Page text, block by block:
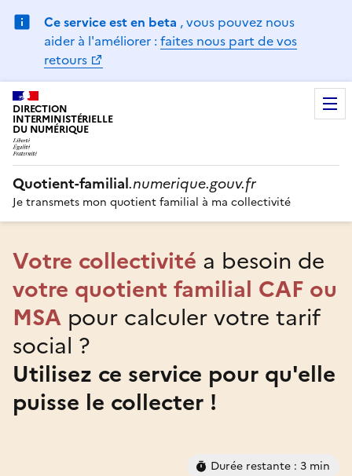
Ce service est en beta , vous pouvez nous
aider à l'améliorer : faites nous part de vos
retours
DIRECTION
INTERMINISTÉRIELLE
DU NUMÉRIQUE
Quotient-familial.numerique.gouv.fr
Je transmets mon quotient familial à ma collectivité
Votre collectivité a besoin de
votre quotient familial CAF ou
MSA pour calculer votre tarif
social ?
Utilisez ce service pour qu'elle
puisse le collecter !
Durée restante : 3 min